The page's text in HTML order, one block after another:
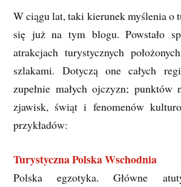
W ciągu lat, taki kierunek myślenia o
się już na tym blogu. Powstało
atrakcjach turystycznych
szlakami. Dotyczą one całych
zupełnie małych ojczyzn; punktów
zjawisk, świąt i fenomenów
przykładów:
Turystyczna Polska Wschodnia
Polska egzotyka. Główne